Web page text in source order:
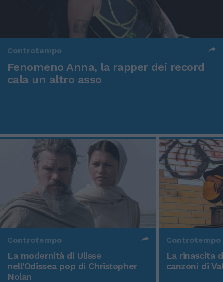
Controtempo
Fenomeno Anna, la rapper dei record
cala un altro asso
Controtempo
La modernità di Ulisse
nell'Odissea pop di Christopher
Nolan
Controtempo
La rinascita
canzoni di